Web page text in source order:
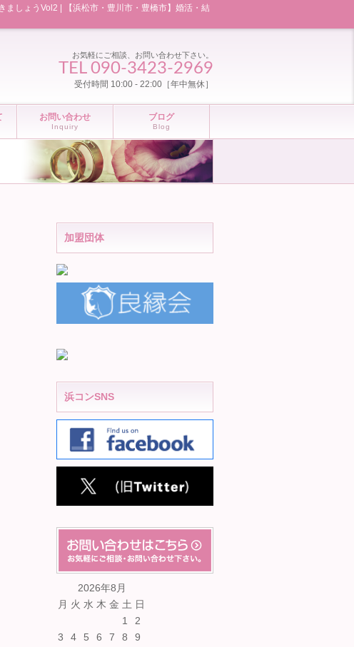
ましょうVol2 | 【浜松市・豊川市・豊橋市】婚活・結
お気軽にご相談、お問い合わせ下さい。
TEL 090-3423-2969
受付時間 10:00 - 22:00［年中無休］
お問い合わせ
Inquiry
ブログ
Blog
加盟団体
浜コンSNS
2026年8月
月 火 水 木 金 土 日
1
2
3
4 5 6 7 8
9